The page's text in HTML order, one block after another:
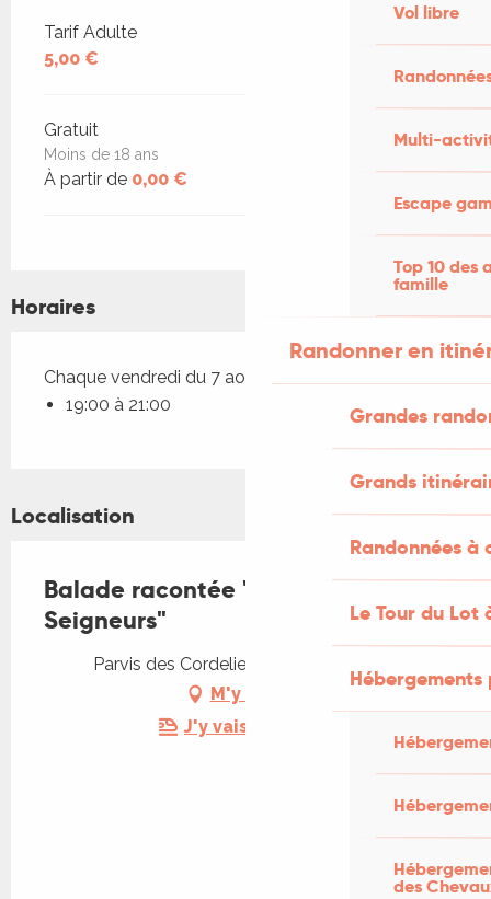
Vol libre
Multi-
Escape
Top 10 des
famille
Randonner en
Grandes
Grands
Randonnées
Le Tour du Lot
des
Tarifs 2026
Tarif Adulte
5,00 €
Gratuit
Moins de 18 ans
À partir de 0,00 €
Horaires
Chaque vendredi du 7 août 2026 au 28 août 2026
19:00 à 21:00
Localisation
Balade racontée "Manants et
Seigneurs"
Parvis des Cordeliers, 46300 Gourdon
M'y rendre
J'y vais en train !